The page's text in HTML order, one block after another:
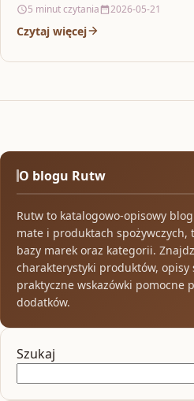
5 minut czytania 2026-05-21
Czytaj więcej
O blogu Rutw
Rutw to katalogowo-opisowy
mate i produktach spożywczych,
bazy marek oraz kategorii.
charakterystyki produktów,
praktyczne wskazówki pomocne
dodatków.
Szukaj